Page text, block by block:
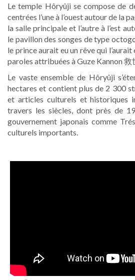
Le temple Hôryûji se compose de
centrées l’une à l’ouest autour de la
la salle principale et l’autre à l’est
le pavillon des songes de type
le prince aurait eu un rêve qui
paroles attribuées à Guze Kannon 救
Le vaste ensemble de Hôryûji
hectares et contient plus de 2 300
et articles culturels et historiques
travers les siècles, dont près de
gouvernement japonais comme
culturels importants.